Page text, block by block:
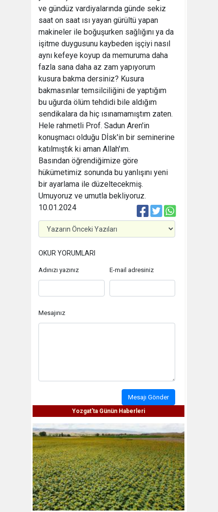
ve gündüz vardiyalarında günde sekiz
saat on saat ısı yayan gürültü yapan
makineler ile boğuşurken sağlığını ya da
işitme duygusunu kaybeden işçiyi nasıl
aynı kefeye koyup da memuruma daha
fazla sana daha az zam yapıyorum
kusura bakma dersiniz? Kusura
bakmasınlar temsilciliğini de yaptığım
bu uğurda ölüm tehdidi bile aldığım
sendikalara da hiç ısınamamıştım zaten.
Hele rahmetli Prof. Sadun Aren'in
konuşmacı olduğu Dİsk'in bir seminerine
katılmıştık ki aman Allah'ım.
Basından öğrendiğimize göre
hükümetimiz sonunda bu yanlışını yeni
bir ayarlama ile düzeltecekmiş.
Umuyoruz ve umutla bekliyoruz.
10.01.2024
OKUR YORUMLARI
Adınızı yazınız E-mail adresiniz
Mesajınız
Mesajı Gönder
Yozgat'ta Günün Haberleri